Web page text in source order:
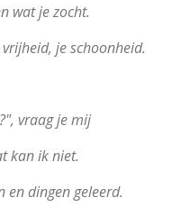
wat je zocht.
je schoonheid.
vraag je mij
kan ik niet.
en dingen geleerd.